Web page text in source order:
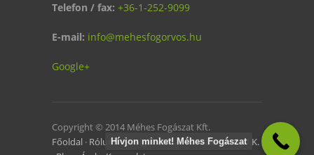
Telefon / fax: +36-1-252-9099
E-mail: info@mehesfogorvos.hu
Google+
Copyright © 2014 Méhes Fogászat Kft.
Főoldal · Rólunk· Szolgáltatásaink·Galéria·Gy.I.K.
Hívjon minket! Méhes Fogászat